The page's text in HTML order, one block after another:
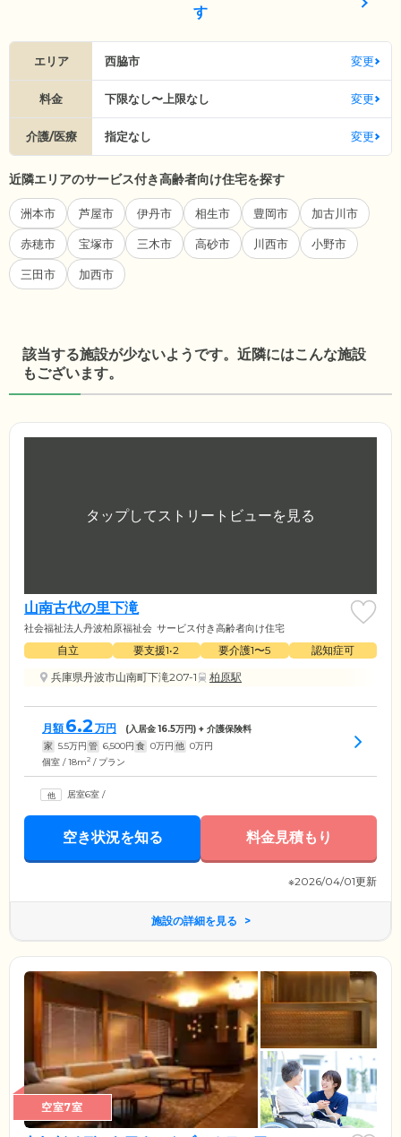
す
エリア 西脇市 変更
料金 下限なし〜上限なし 変更
介護/医療 指定なし 変更
近隣エリアのサービス付き高齢者向け住宅を探す
洲本市 芦屋市 伊丹市 相生市 豊岡市 加古川市
赤穂市 宝塚市 三木市 高砂市 川西市 小野市
三田市 加西市
該当する施設が少ないようです。近隣にはこんな施設
もございます。
山南古代の里下滝
社会福祉法人丹波柏原福祉会 サービス付き高齢者向け住宅
自立 要支援1•2 要介護1〜5
認知症可
兵庫県丹波市山南町下滝207-1
柏原駅
月額 6.2 万円 (入居金16.5万円) + 介護保険料
家 5.5万円 管 6,500円 食 0万円 他 0万円
個室 / 18m2 / プラン
居室6室 /
空き状況を知る 料金見積もり
※2026/04/01更新
施設の詳細を見る
空室7室